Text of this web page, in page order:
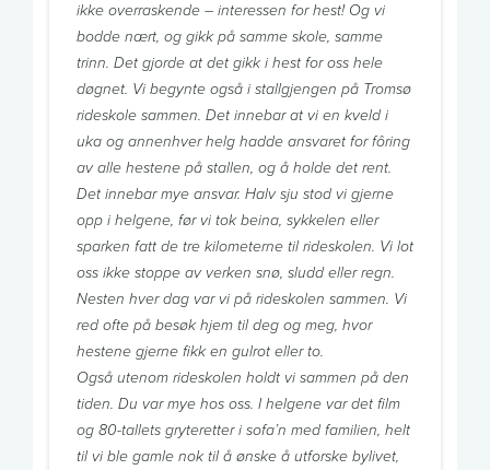
ikke overraskende – interessen for hest! Og vi
bodde nært, og gikk på samme skole, samme
trinn. Det gjorde at det gikk i hest for oss hele
døgnet. Vi begynte også i stallgjengen på Tromsø
rideskole sammen. Det innebar at vi en kveld i
uka og annenhver helg hadde ansvaret for fôring
av alle hestene på stallen, og å holde det rent.
Det innebar mye ansvar. Halv sju stod vi gjerne
opp i helgene, før vi tok beina, sykkelen eller
sparken fatt de tre kilometerne til rideskolen. Vi lot
oss ikke stoppe av verken snø, sludd eller regn.
Nesten hver dag var vi på rideskolen sammen. Vi
red ofte på besøk hjem til deg og meg, hvor
hestene gjerne fikk en gulrot eller to.
Også utenom rideskolen holdt vi sammen på den
tiden. Du var mye hos oss. I helgene var det film
og 80-tallets gryteretter i sofa’n med familien, helt
til vi ble gamle nok til å ønske å utforske bylivet,